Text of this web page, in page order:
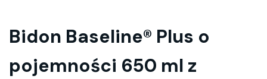
Bidon Baseline® Plus o
pojemności 650 ml z